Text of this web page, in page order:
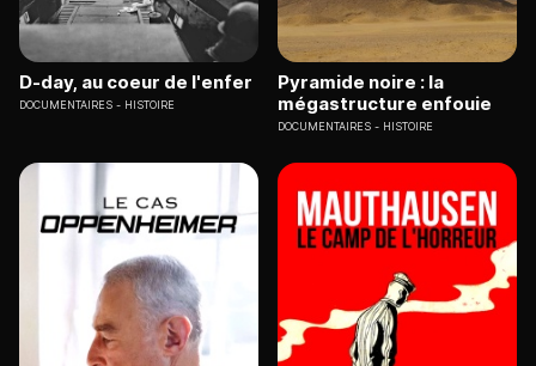
D-day, au coeur de l'enfer
DOCUMENTAIRES HISTOIRE
Pyramide noire : la
mégastructure enfouie
DOCUMENTAIRES HISTOIRE